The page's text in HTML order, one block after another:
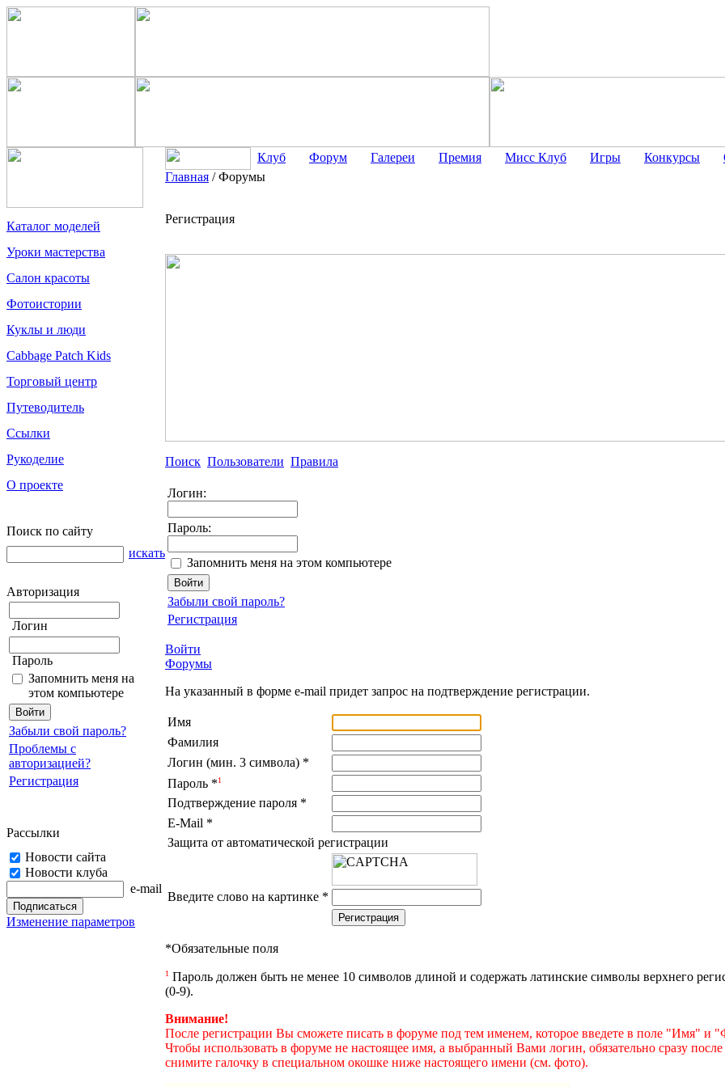
Каталог моделей
Уроки мастерства
Салон красоты
Фотоистории
Куклы и люди
Cabbage Patch Kids
Торговый центр
Путеводитель
Ссылки
Рукоделие
О проекте
Поиск по сайту
искать
Авторизация
Логин
Пароль
Запомнить меня на
этом компьютере
Забыли свой пароль?
Проблемы с
авторизацией?
Регистрация
Рассылки
Новости сайта
Новости клуба
e-mail
Изменение параметров
Клуб Форум Галереи Премия Мисс Клуб Игры Конкурсы
Главная /Форумы
Регистрация
Поиск Пользователи Правила
Логин:
Пароль:
Запомнить меня на этом компьютере
Забыли свой пароль?
Регистрация
Войти
Форумы
На указанный в форме e-mail придет запрос на подтверждение регистрации.
Имя
Фамилия
Логин (мин. 3 символа) *
Пароль *1
Подтверждение пароля *
E-Mail *
Защита от автоматической регистрации
Введите слово на картинке *
*Обязательные поля
1 Пароль должен быть не менее 10 символов длиной и содержать латинские символы верхнего
(0-9).
Внимание!
После регистрации Вы сможете писать в форуме под тем именем, которое введете в поле "Имя" и
Чтобы использовать в форуме не настоящее имя, а выбранный Вами логин, обязательно сразу
снимите галочку в специальном окошке ниже настоящего имени (см. фото).